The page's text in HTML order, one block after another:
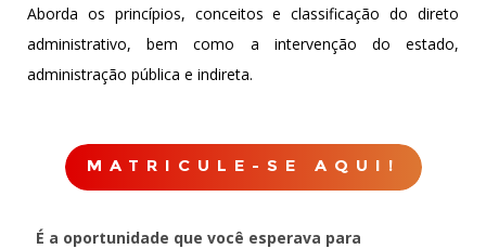
Aborda os princípios, conceitos e classificação do direto
administrativo, bem como a intervenção do estado,
administração pública e indireta.
MATRICULE-SE AQUI!
É a oportunidade que você esperava para